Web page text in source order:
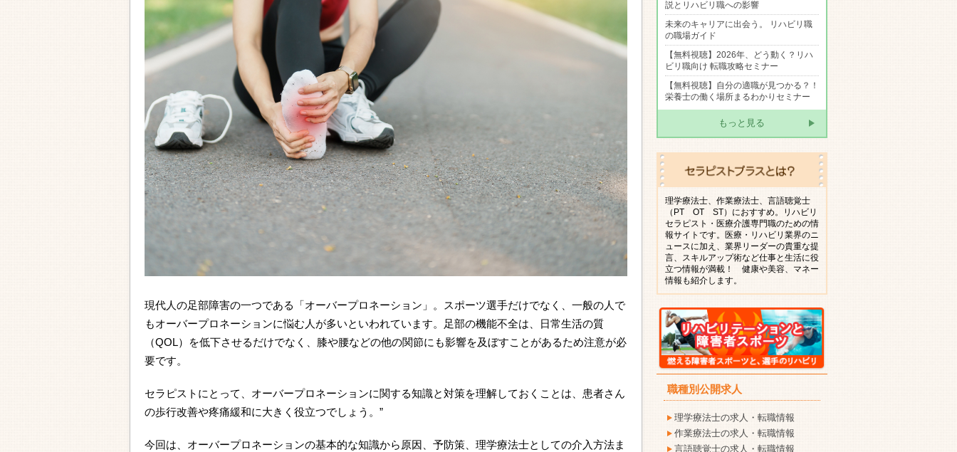
現代人の足部障害の一つである「オーバープロネーション」。スポーツ選手だけでなく、一般の人で
もオーバープロネーションに悩む人が多いといわれています。足部の機能不全は、日常生活の質
（QOL）を低下させるだけでなく、膝や腰などの他の関節にも影響を及ぼすことがあるため注意が必
要です。
セラピストにとって、オーバープロネーションに関する知識と対策を理解しておくことは、患者さん
の歩行改善や疼痛緩和に大きく役立つでしょう。”
今回は、オーバープロネーションの基本的な知識から原因、予防策、理学療法士としての介入方法ま
説とリハビリ職への影響
未来のキャリアに出会う。 リハビリ職
の職場ガイド
【無料視聴】2026年、どう動く？リハ
ビリ職向け 転職攻略セミナー
【無料視聴】自分の適職が見つかる？！
栄養士の働く場所まるわかりセミナー
もっと見る
理学療法士、作業療法士、言語聴覚士
（PT OT ST）におすすめ。リハビリ
セラピスト・医療介護専門職のための情
報サイトです。医療・リハビリ業界のニ
ュースに加え、業界リーダーの貴重な提
言、スキルアップ術など仕事と生活に役
立つ情報が満載！ 健康や美容、マネー
情報も紹介します。
職種別公開求人
理学療法士の求人・転職情報
作業療法士の求人・転職情報
言語聴覚士の求人・転職情報